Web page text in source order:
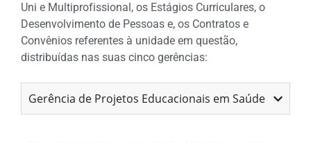
Uni e Multiprofissional, os Estágios Curriculares, o
Desenvolvimento de Pessoas e, os Contratos e
Convênios referentes à unidade em questão,
distribuídas nas suas cinco gerências:
Gerência de Projetos Educacionais em Saúde